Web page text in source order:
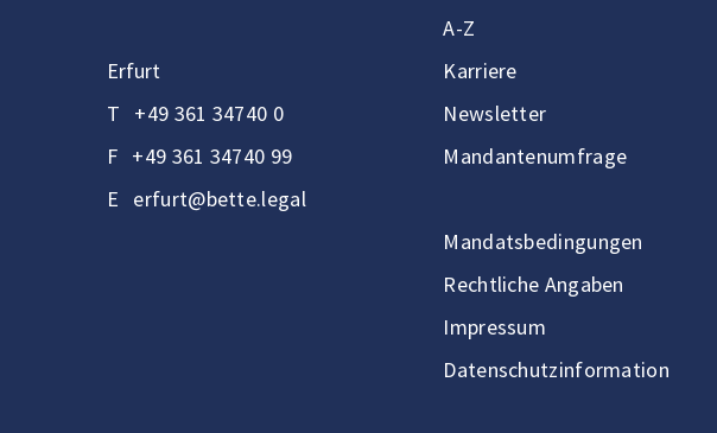
Erfurt
T +49 361 34740 0
F +49 361 34740 99
E erfurt@bette.legal
A-Z
Karriere
Newsletter
Mandantenumfrage
Mandatsbedingungen
Rechtliche Angaben
Impressum
Datenschutzinformation